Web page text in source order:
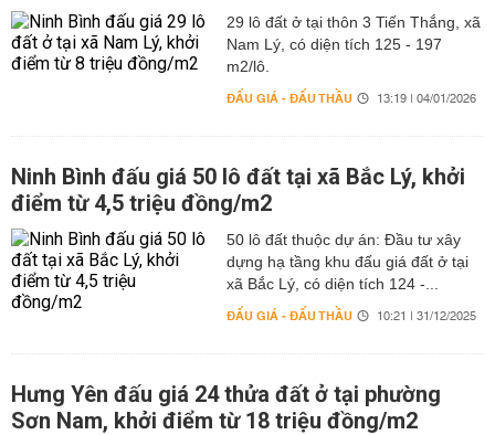
29 lô đất ở tại thôn 3 Tiến Thắng, xã
Nam Lý, có diện tích 125 - 197
m2/lô.
ĐẤU GIÁ - ĐẤU THẦU 13:19 | 04/01/2026
Ninh Bình đấu giá 50 lô đất tại xã Bắc Lý, khởi
điểm từ 4,5 triệu đồng/m2
50 lô đất thuộc dự án: Đầu tư xây
dựng hạ tầng khu đấu giá đất ở tại
xã Bắc Lý, có diện tích 124 -...
ĐẤU GIÁ - ĐẤU THẦU 10:21 | 31/12/2025
Hưng Yên đấu giá 24 thửa đất ở tại phường
Sơn Nam, khởi điểm từ 18 triệu đồng/m2